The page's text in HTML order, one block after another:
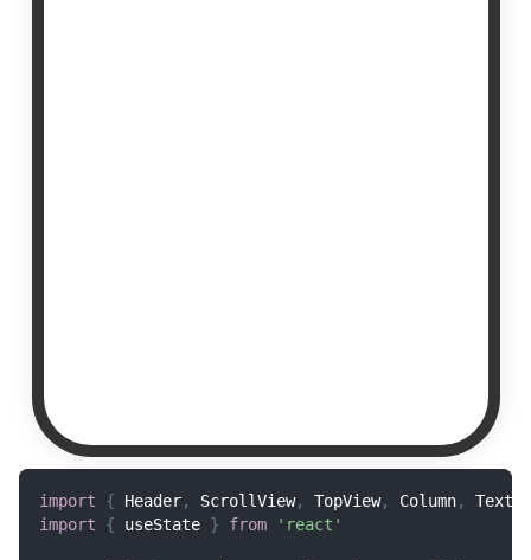
import { Header, ScrollView, TopView, Column, Text
import
{ useState } from 'react'